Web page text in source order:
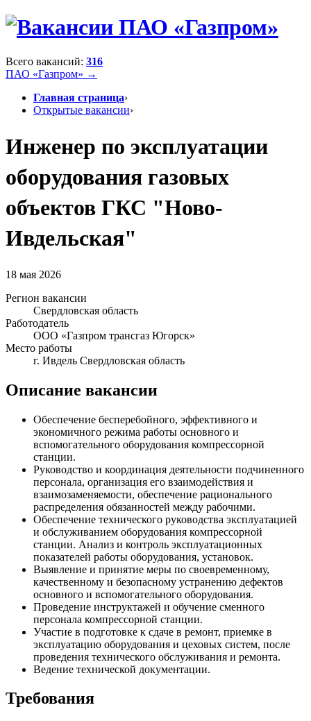
Всего вакансий: 316
ПАО «Газпром» →
Главная страница›
Открытые вакансии›
Инженер по эксплуатации
оборудования газовых
объектов ГКС "Ново-
Ивдельская"
18 мая 2026
Регион вакансии
Свердловская область
Работодатель
ООО «Газпром трансгаз Югорск»
Место работы
г. Ивдель Свердловская область
Описание вакансии
Обеспечение бесперебойного, эффективного и
экономичного режима работы основного и
вспомогательного оборудования компрессорной
станции.
Руководство и координация деятельности подчиненного
персонала, организация его взаимодействия и
взаимозаменяемости, обеспечение рационального
распределения обязанностей между рабочими.
Обеспечение технического руководства эксплуатацией
и обслуживанием оборудования компрессорной
станции. Анализ и контроль эксплуатационных
показателей работы оборудования, установок.
Выявление и принятие меры по своевременному,
качественному и безопасному устранению дефектов
основного и вспомогательного оборудования.
Проведение инструктажей и обучение сменного
персонала компрессорной станции.
Участие в подготовке к сдаче в ремонт, приемке в
эксплуатацию оборудования и цеховых систем, после
проведения технического обслуживания и ремонта.
Ведение технической документации.
Требования